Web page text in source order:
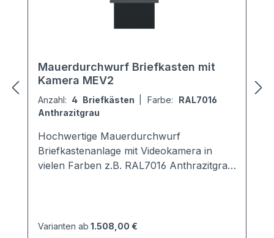
Mauerdurchwurf Briefkasten mit
Kamera MEV2
Anzahl: 4 Briefkästen Farbe: RAL7016
Anthrazitgrau
Hochwertige Mauerdurchwurf
Briefkastenanlage mit Videokamera in
vielen Farben z.B. RAL7016 Anthrazitgrau.
Briefkasten ist entsprechend der
Varianten ab 1.508,00 €